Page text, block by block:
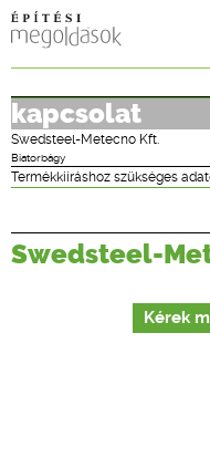
CPR
kapcsolat
Swedsteel-Metecno Kft.
Biatorbágy
Termékkiíráshoz szükséges
Swedsteel-
Kérek